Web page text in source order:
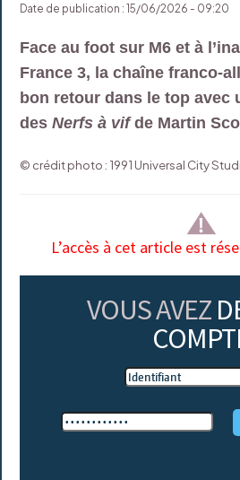
Date de publication : 15/06/2026 - 09:20
Face au foot sur M6 et à
France 3, la chaîne franco-
bon retour dans le top avec
desNerfs à vifde Martin
© crédit photo : 1991 Universal City
L’accès à cet article est
VOUS AVEZ